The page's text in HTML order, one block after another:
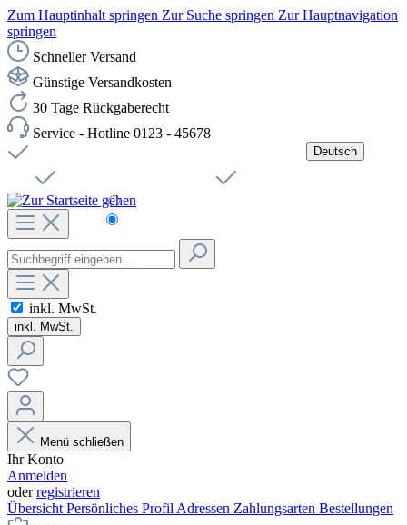
Zum Hauptinhalt springen Zur Suche springen Zur Hauptnavigation
springen
Schneller Versand
Günstige Versandkosten
30 Tage Rückgaberecht
Service - Hotline 0123 - 45678
Deutsch
Čeština
inkl. MwSt.
inkl. MwSt.
Menü schließen
Ihr Konto
Anmelden
oderregistrieren
Übersicht Persönliches Profil Adressen Zahlungsarten Bestellungen